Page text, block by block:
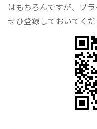
はもちろんですが、プ
ぜひ登録しておいてくだ